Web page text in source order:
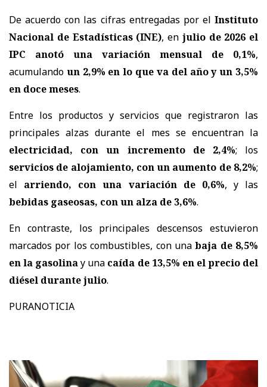
De acuerdo con las cifras entregadas por el Instituto
Nacional de Estadísticas (INE), en julio de 2026 el
IPC anotó una variación mensual de 0,1%,
acumulando un 2,9% en lo que va del año y un 3,5%
en doce meses.
Entre los productos y servicios que registraron las
principales alzas durante el mes se encuentran la
electricidad, con un incremento de 2,4%; los
servicios de alojamiento, con un aumento de 8,2%;
el arriendo, con una variación de 0,6%, y las
bebidas gaseosas, con un alza de 3,6%.
En contraste, los principales descensos estuvieron
marcados por los combustibles, con unabaja de 8,5%
en la gasolinay una caída de 13,5% en el precio del
diésel durante julio.
PURANOTICIA